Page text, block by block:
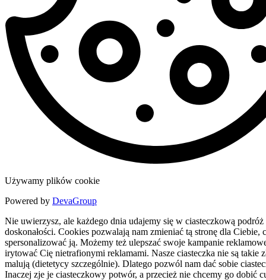
Używamy plików cookie
Powered by DevaGroup
Nie uwierzysz, ale każdego dnia udajemy się w ciasteczkową podróż
doskonałości. Cookies pozwalają nam zmieniać tą stronę dla Ciebie,
spersonalizować ją. Możemy też ulepszać swoje kampanie
irytować Cię nietrafionymi reklamami. Nasze ciasteczka nie są takie
malują (dietetycy szczególnie). Dlatego pozwól nam dać sobie
Inaczej zje je ciasteczkowy potwór, a przecież nie chcemy go dobić